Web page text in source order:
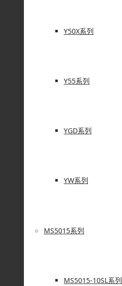
Y50X系列
Y55系列
YGD系列
YW系列
MS5015系列
MS5015-10SL系列